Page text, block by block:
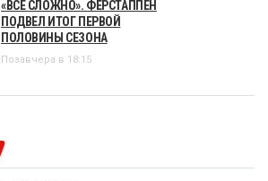
«ВСЕ СЛОЖНО». ФЕРСТАППЕН
ПОДВЕЛ ИТОГ ПЕРВОЙ
ПОЛОВИНЫ СЕЗОНА
Позавчера в 18:15